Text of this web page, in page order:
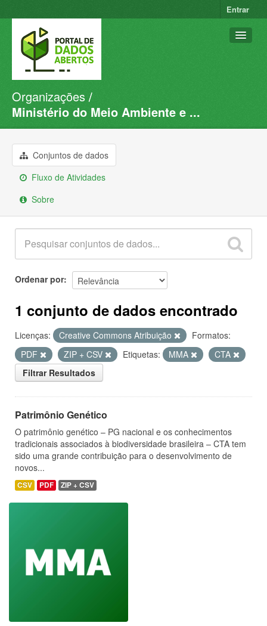
Entrar
Conjuntos de dados
Organizações
Sobre
Organizações
Ministério do Meio Ambiente e ...
Conjuntos de dados
Fluxo de Atividades
Sobre
Ordenar por
1 conjunto de dados encontrado
Licenças: Creative Commons Atribuição
Formatos:
PDF
ZIP + CSV Etiquetas: MMA
CTA
Filtrar Resultados
Patrimônio Genético
O patrimônio genético – PG nacional e os conhecimentos
tradicionais associados à biodiversidade brasileira – CTA tem
sido uma grande contribuição para o desenvolvimento de
novos...
CSV PDF ZIP + CSV